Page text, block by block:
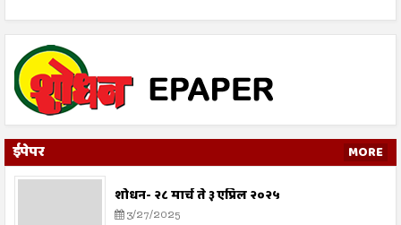
ईपेपर MORE
शोधन- २८ मार्च ते ३ एप्रिल २०२५
3/27/2025